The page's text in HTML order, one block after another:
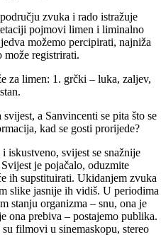
zvuka i rado istražuje
pojmovi limen i liminalno
možemo percipirati, najniža
može registrirati.
za limen: 1. grčki – luka, zaljev,
a Sanvincenti se pita što se
kad se gosti prorijede?
iskustveno, svijest se snažnije
je pojačalo, oduzmite
ih supstituirati. Ukidanjem zvuka
slike jasnije ih vidiš. U periodima
stanju organizma – snu, ona je
ona prebiva – postajemo publika.
filmovi u sinemaskopu, stereo